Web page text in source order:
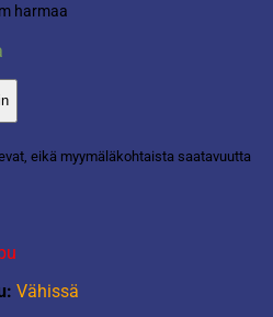
harmaa
eikä myymäläkohtaista saatavuutta
Vähissä